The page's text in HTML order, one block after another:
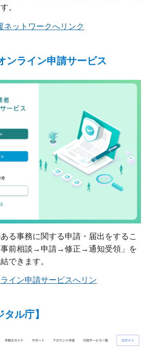
。
ネットワークへリンク
ンライン申請サービス
る事務に関する申請・届出をするこ
事前相談→申請→修正→通知受領」を
できます。
イン申請サービスへリン
ル庁】